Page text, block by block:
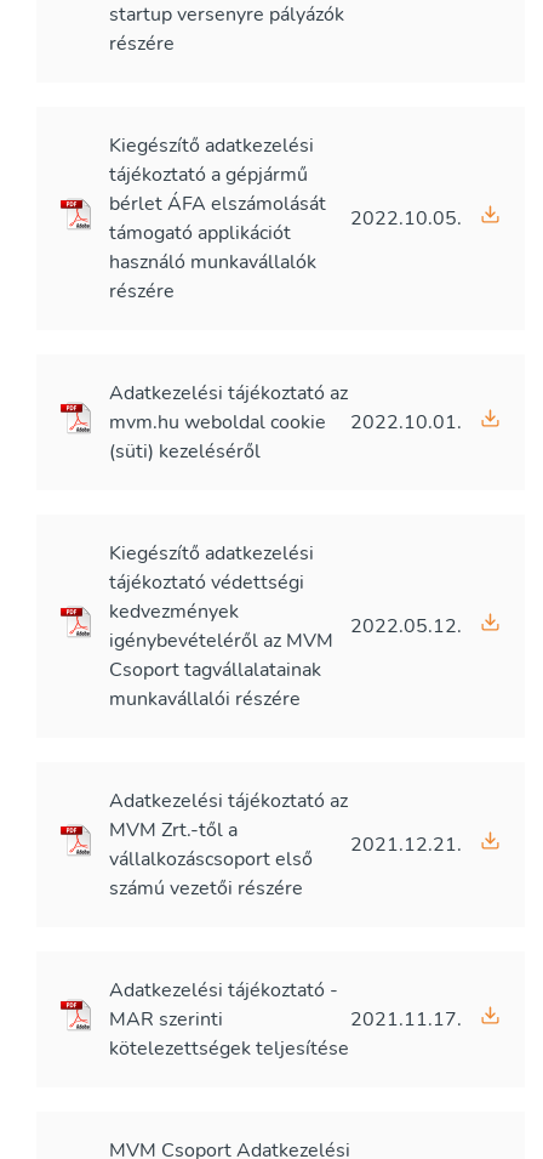
startup versenyre pályázók
részére
Kiegészítő adatkezelési
tájékoztató a gépjármű
bérlet ÁFA elszámolását
támogató applikációt
használó munkavállalók
részére
2022.10.05.
Adatkezelési tájékoztató az
mvm.hu weboldal cookie
(süti) kezeléséről
2022.10.01.
Kiegészítő adatkezelési
tájékoztató védettségi
kedvezmények
igénybevételéről az MVM
Csoport tagvállalatainak
munkavállalói részére
2022.05.12.
Adatkezelési tájékoztató az
MVM Zrt.-től a
vállalkozáscsoport első
számú vezetői részére
2021.12.21.
Adatkezelési tájékoztató -
MAR szerinti
kötelezettségek teljesítése
2021.11.17.
MVM Csoport Adatkezelési